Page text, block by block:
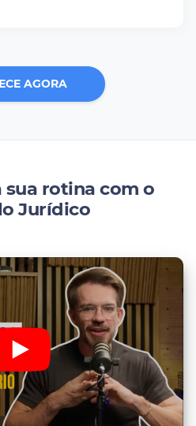
AGORA
sua rotina com o
Jurídico